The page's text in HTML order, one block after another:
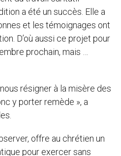
a été un succès. Elle a
et les témoignages ont
D’où aussi ce projet pour
prochain, mais …
résigner à la misère des
y porter remède », a
offre au chrétien un
pour exercer sans